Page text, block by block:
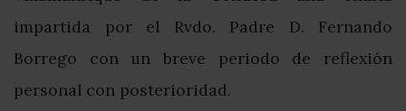
impartida por el Rvdo. Padre D. Fernando
Borrego con un breve periodo de reflexión
personal con posterioridad.